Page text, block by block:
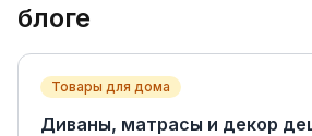
блоге
Товары для дома
Диваны, матрасы и декор